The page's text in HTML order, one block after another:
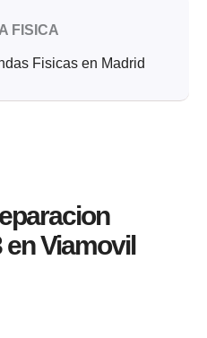
FISICA
Fisicas en Madrid
en Viamovil